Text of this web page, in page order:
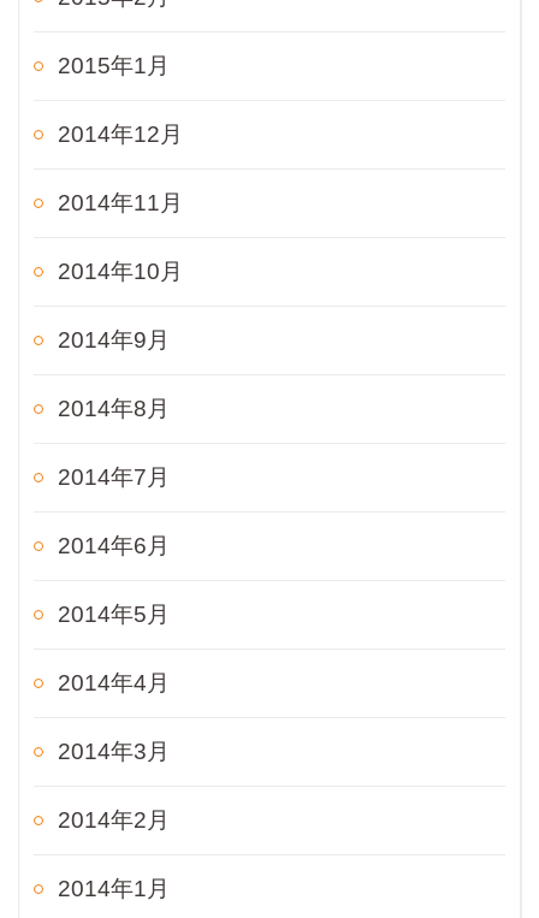
2015年1月
2014年12月
2014年11月
2014年10月
2014年9月
2014年8月
2014年7月
2014年6月
2014年5月
2014年4月
2014年3月
2014年2月
2014年1月